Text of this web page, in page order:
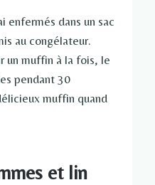
enfermés dans un sac
au congélateur.
un muffin à la fois, le
pendant 30
muffin quand
et lin